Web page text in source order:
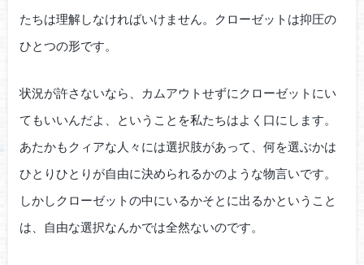
たちは理解しなければいけません。クローゼットは抑圧の
ひとつの形です。
状況が許さないなら、カムアウトせずにクローゼットにい
てもいいんだよ、ということを私たちはよく口にします。
あたかもクィアな人々には選択肢があって、何を選ぶかは
ひとりひとりが自由に決められるかのような物言いです。
しかしクローゼットの中にいるかそとに出るかということ
は、自由な選択なんかでは全然ないのです。